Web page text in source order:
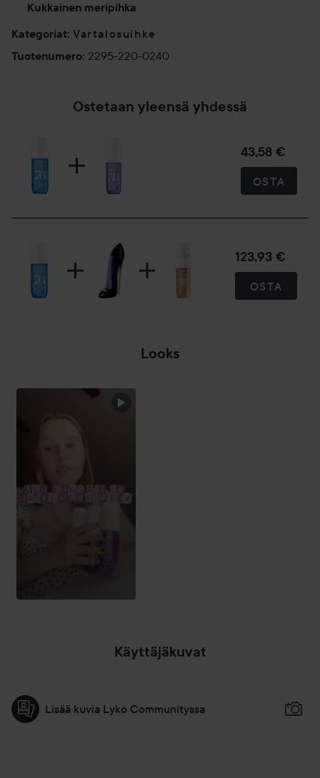
Kukkainen meripihka
Kategoriat: Vartalosuihke
Tuotenumero: 2295-220-0240
Ostetaan yleensä yhdessä
43,58 €
OSTA
123,93 €
OSTA
Looks
Käyttäjäkuvat
Lisää kuvia Lyko Communityssa